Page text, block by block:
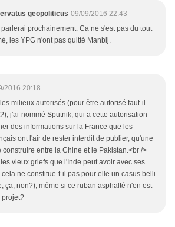
geopoliticus 09/09/2016 22:43
prochainement. Ca ne s'est pas du tout
les YPG n'ont pas quitté Manbij.
2016 20:18
les milieux autorisés (pour être autorisé faut-il
j'ai-nommé Sputnik, qui a cette autorisation
des informations sur la France que les
ont l'air de rester interdit de publier, qu'une
construire entre la Chine et le Pakistan.<br />
vieux griefs que l'Inde peut avoir avec ses
ne constitue-t-il pas pour elle un casus belli
ça, non?), même si ce ruban asphalté n'en est
projet?